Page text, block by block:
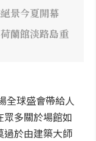
景今夏開幕
蘭館淡路島重
全球盛會帶給人
多關於場館如
過於由建築大師